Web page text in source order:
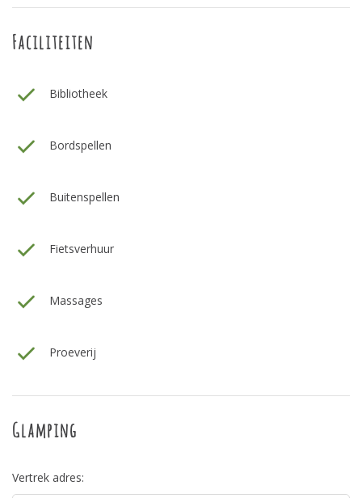
Faciliteiten
Bibliotheek
Bordspellen
Buitenspellen
Fietsverhuur
Massages
Proeverij
Glamping
Vertrek adres: